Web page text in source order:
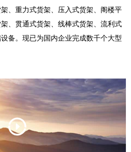
、重力式货架、压入式货架、阁楼平
、贯通式货架、线棒式货架、流利式
备。现已为国内企业完成数千个大型